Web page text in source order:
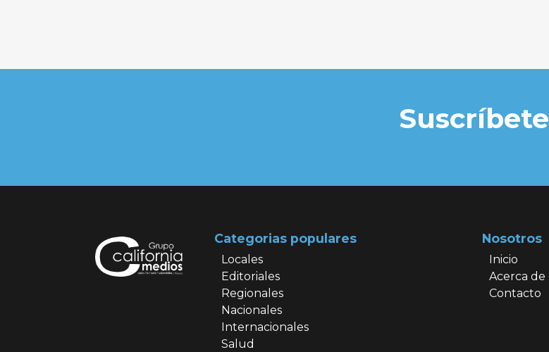
Suscríbete
Categorias populares
Locales
Editoriales
Regionales
Nacionales
Internacionales
Salud
Nosotros
Inicio
Acerca de
Contacto